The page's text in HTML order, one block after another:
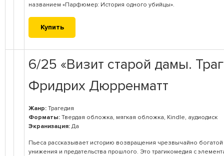
названием «Парфюмер: История одного убийцы».
Купить
6/25 «Визит старой дамы.
Фридрих Дюрренматт
Жанр: Трагедия
Форматы: Твердая обложка, мягкая обложка, Kindle, аудиодиск
Экранизация: Да
Пьеса рассказывает историю возвращения чрезвычайно
унижения и предательства прошлого. Это трагикомедия с